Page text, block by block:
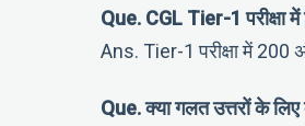
Que. CGL Tier-1 परीक्षा
Ans. Tier-1 परीक्षा में
Que. क्या गलत उत्तरों के